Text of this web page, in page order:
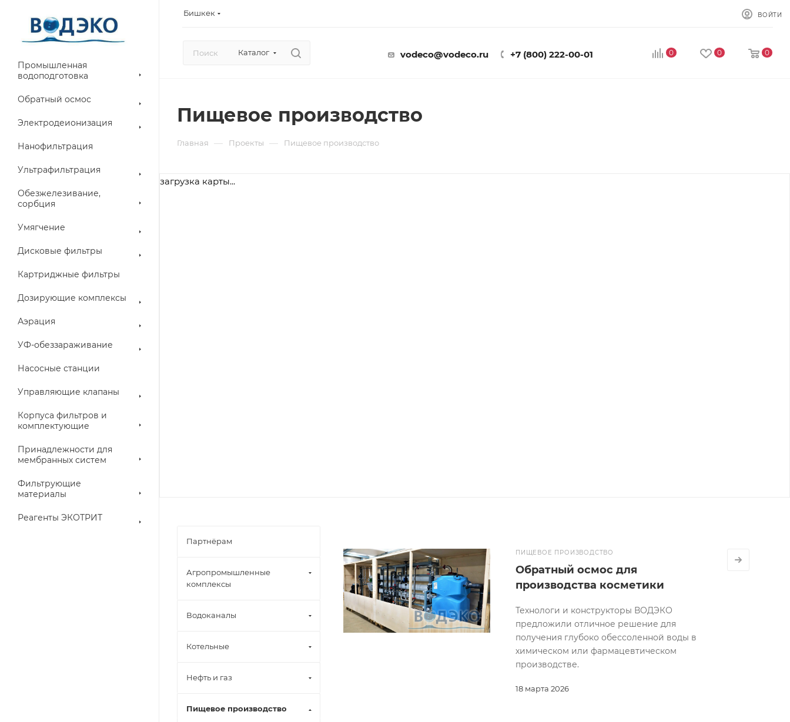
Бишкек ВОЙТИ
Каталог vodeco@vodeco.ru +7 (800) 222-00-01 0 0 0
Промышленная
водоподготовка
Обратный осмос
Электродеионизация
Нанофильтрация
Ультрафильтрация
Обезжелезивание,
сорбция
Умягчение
Дисковые фильтры
Картриджные фильтры
Дозирующие комплексы
Аэрация
УФ-обеззараживание
Насосные станции
Управляющие клапаны
Корпуса фильтров и
комплектующие
Принадлежности для
мембранных систем
Фильтрующие
материалы
Реагенты ЭКОТРИТ
Пищевое производство
Главная — Проекты — Пищевое производство
загрузка карты...
ПИЩЕВОЕ ПРОИЗВОДСТВО
18 марта 2026
Обратный осмос для
производства косметики
Технологи и конструкторы ВОДЭКО
предложили отличное решение для
получения глубоко обессоленной воды в
химическом или фармацевтическом
производстве.
Партнёрам
Агропромышленные
комплексы
Водоканалы
Котельные
Нефть и газ
Пищевое производство